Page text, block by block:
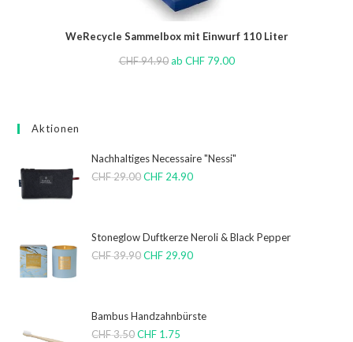
WeRecycle Sammelbox mit Einwurf 110 Liter
CHF94.90 ab CHF79.00
Aktionen
Nachhaltiges Necessaire "Nessi"
CHF29.00 CHF 24.90
Stoneglow Duftkerze Neroli & Black Pepper
CHF39.90 CHF 29.90
Bambus Handzahnbürste
CHF3.50 CHF 1.75